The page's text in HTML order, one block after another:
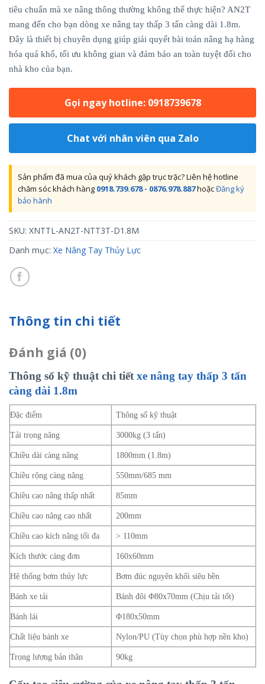
tiêu chuẩn mà xe nâng thông thường không thể thực hiện? AN2T
mang đến cho bạn dòng xe nâng tay thấp 3 tấn càng dài 1.8m.
Đây là thiết bị chuyên dụng giúp giải quyết bài toán nâng hạ hàng
hóa quá khổ, tối ưu không gian và đảm bảo an toàn tuyệt đối cho
nhà kho của bạn.
Gọi ngay hotline: 0918739678
Chat với nhân viên qua Zalo
Sản phẩm đã mua của quý khách gặp trục trặc? Liên hệ hotline
chăm sóc khách hàng 0918.739.678 - 0876.978.887hoặcĐăng ký
bảo hành
SKU: XNTTL-AN2T-NTT3T-D1.8M
Danh mục: Xe Nâng Tay Thủy Lực
Thông tin chi tiết
Đánh giá (0)
Thông số kỹ thuật chi tiếtxe nâng tay thấp 3 tấn
càng dài 1.8m
Đặc điểm Thông số kỹ thuật
Tải trọng nâng 3000kg (3 tấn)
Chiều dài càng nâng 1800mm (1.8m)
Chiều rộng càng nâng 550mm/685 mm
Chiều cao nâng thấp nhất 85mm
Chiều cao nâng cao nhất 200mm
Chiều cao kích nâng tối đa > 110mm
Kích thước càng đơn 160x60mm
Hệ thống bơm thủy lực Bơm đúc nguyên khối siêu bền
Bánh xe tải Bánh đôi Φ80x70mm (Chịu tải tốt)
Bánh lái Φ180x50mm
Chất liệu bánh xe Nylon/PU (Tùy chọn phù hợp nền kho)
Trọng lượng bản thân 90kg